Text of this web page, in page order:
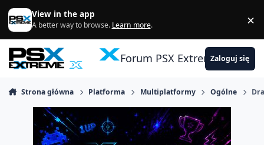
Skocz do zawartości
View in the app
A better way to browse. Learn more. ×
Forum PSX ExtremeZaloguj się
Strona główna Platforma Multiplatformy Ogólne